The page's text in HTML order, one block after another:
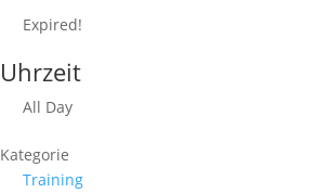
Expired!
Uhrzeit
All Day
Kategorie
Training